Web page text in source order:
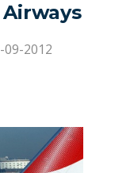
09-2012